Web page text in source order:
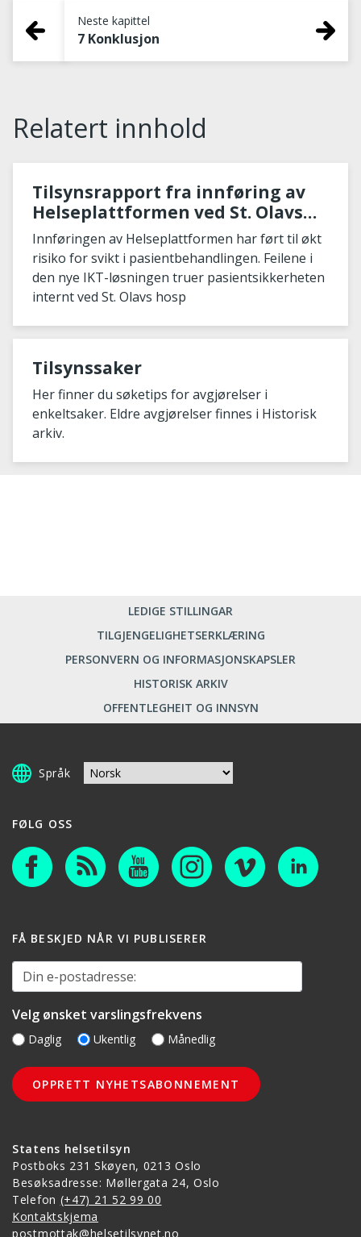
Neste kapittel
7 Konklusjon
Relatert innhold
Tilsynsrapport fra innføring av
Helseplattformen ved St. Olavs
hospital
Innføringen av Helseplattformen har ført til økt
risiko for svikt i pasientbehandlingen. Feilene i
den nye IKT-løsningen truer pasientsikkerheten
internt ved St. Olavs hosp
Tilsynssaker
Her finner du søketips for avgjørelser i
enkeltsaker. Eldre avgjørelser finnes i Historisk
arkiv.
LEDIGE STILLINGAR
TILGJENGELIGHETSERKLÆRING
PERSONVERN OG INFORMASJONSKAPSLER
HISTORISK ARKIV
OFFENTLEGHEIT OG INNSYN
Språk
Statens helsetilsyn
Postboks 231 Skøyen, 0213 Oslo
Besøksadresse: Møllergata 24, Oslo
Telefon (+47) 21 52 99 00
Kontaktskjema
postmottak@helsetilsynet.no
FØLG OSS
FÅ BESKJED NÅR VI PUBLISERER
Din e-postadresse:
Velg ønsket varslingsfrekvens
Daglig Ukentlig Månedlig